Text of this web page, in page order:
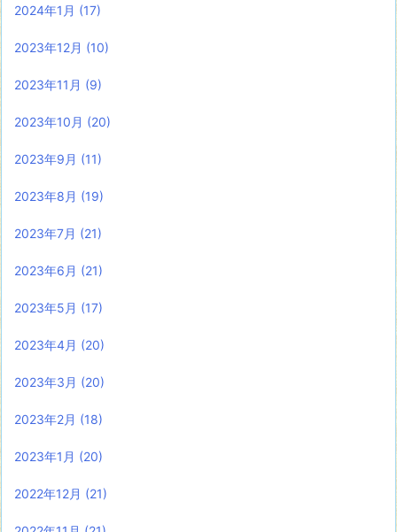
2024年1月 (17)
2023年12月 (10)
2023年11月 (9)
2023年10月 (20)
2023年9月 (11)
2023年8月 (19)
2023年7月 (21)
2023年6月 (21)
2023年5月 (17)
2023年4月 (20)
2023年3月 (20)
2023年2月 (18)
2023年1月 (20)
2022年12月 (21)